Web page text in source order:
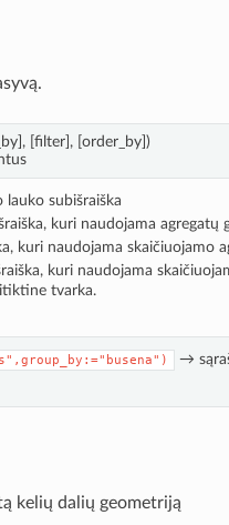
[filter], [order_by])
lauko subišraiška
kuri naudojama agregatų
kuri naudojama skaičiuojamo
kuri naudojama
tvarka.
→
kelių dalių geometriją